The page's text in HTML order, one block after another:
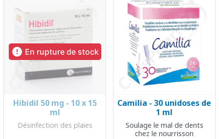
 En rupture de stock
Hibidil 50 mg - 10 x 15
ml
Désinfection des plaies
Camilia - 30 unidoses de
1 ml
Soulage le mal de dents
chez le nourrisson